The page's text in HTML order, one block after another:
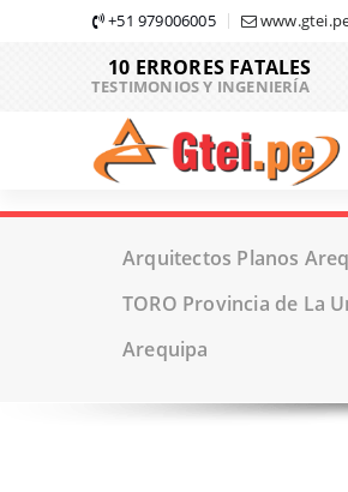
+51 979006005
10 ERRORES FATALES
TESTIMONIOS Y INGENIERÍA
Arquitectos Planos
TORO Provincia de La
Arequipa